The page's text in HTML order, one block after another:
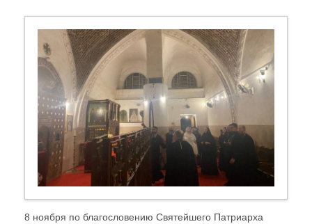
8 ноября по благословению Святейшего Патриарха